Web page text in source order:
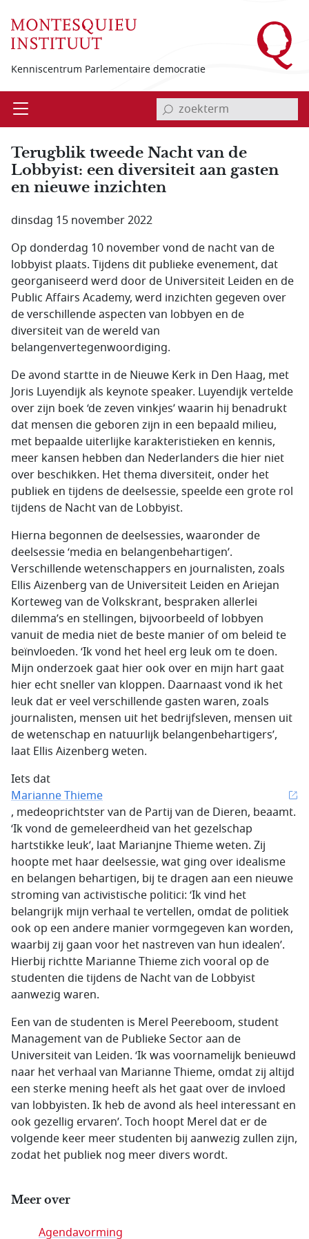
Kenniscentrum Parlementaire democratie
Open invoerveld zoekterm
Terugblik tweede Nacht van de
Lobbyist: een diversiteit aan gasten
en nieuwe inzichten
dinsdag 15 november 2022
Op donderdag 10 november vond de nacht van de
lobbyist plaats. Tijdens dit publieke evenement, dat
georganiseerd werd door de Universiteit Leiden en de
Public Affairs Academy, werd inzichten gegeven over
de verschillende aspecten van lobbyen en de
diversiteit van de wereld van
belangenvertegenwoordiging.
De avond startte in de Nieuwe Kerk in Den Haag, met
Joris Luyendijk als keynote speaker. Luyendijk vertelde
over zijn boek ‘de zeven vinkjes’ waarin hij benadrukt
dat mensen die geboren zijn in een bepaald milieu,
met bepaalde uiterlijke karakteristieken en kennis,
meer kansen hebben dan Nederlanders die hier niet
over beschikken. Het thema diversiteit, onder het
publiek en tijdens de deelsessie, speelde een grote rol
tijdens de Nacht van de Lobbyist.
Hierna begonnen de deelsessies, waaronder de
deelsessie ‘media en belangenbehartigen’.
Verschillende wetenschappers en journalisten, zoals
Ellis Aizenberg van de Universiteit Leiden en Ariejan
Korteweg van de Volkskrant, bespraken allerlei
dilemma’s en stellingen, bijvoorbeeld of lobbyen
vanuit de media niet de beste manier of om beleid te
beïnvloeden. ‘Ik vond het heel erg leuk om te doen.
Mijn onderzoek gaat hier ook over en mijn hart gaat
hier echt sneller van kloppen. Daarnaast vond ik het
leuk dat er veel verschillende gasten waren, zoals
journalisten, mensen uit het bedrijfsleven, mensen uit
de wetenschap en natuurlijk belangenbehartigers’,
laat Ellis Aizenberg weten.
Iets dat
Marianne Thieme
, medeoprichtster van de Partij van de Dieren, beaamt.
‘Ik vond de gemeleerdheid van het gezelschap
hartstikke leuk’, laat Marianjne Thieme weten. Zij
hoopte met haar deelsessie, wat ging over idealisme
en belangen behartigen, bij te dragen aan een nieuwe
stroming van activistische politici: ‘Ik vind het
belangrijk mijn verhaal te vertellen, omdat de politiek
ook op een andere manier vormgegeven kan worden,
waarbij zij gaan voor het nastreven van hun idealen’.
Hierbij richtte Marianne Thieme zich vooral op de
studenten die tijdens de Nacht van de Lobbyist
aanwezig waren.
Een van de studenten is Merel Peereboom, student
Management van de Publieke Sector aan de
Universiteit van Leiden. ‘Ik was voornamelijk benieuwd
naar het verhaal van Marianne Thieme, omdat zij altijd
een sterke mening heeft als het gaat over de invloed
van lobbyisten. Ik heb de avond als heel interessant en
ook gezellig ervaren’. Toch hoopt Merel dat er de
volgende keer meer studenten bij aanwezig zullen zijn,
zodat het publiek nog meer divers wordt.
Meer over
Agendavorming